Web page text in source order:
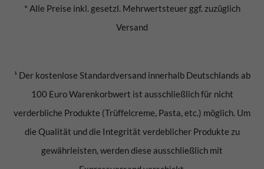
* Alle Preise inkl. gesetzl. Mehrwertsteuer ggf. zuzüglich
Versand
¹ Der kostenlose Standardversand innerhalb Deutschlands ab
100 Euro Warenkorbwert ist ausschließlich für nicht
verderbliche Produkte (Trüffelcreme, Pasta, etc.) möglich. Um
die Qualität und die Integrität verdeblicher Produkte zu
gewährleisten, werden diese ausschließlich mit